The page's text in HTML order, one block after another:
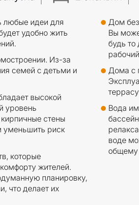
любые идеи для
удобно жить
Из-за
семей с детьми и
высокой
уровень
стены
уменьшить риск
которые
жителей.
планировку,
что делает их
Дом
Вы
будь то
Дома с
Вода
воде
общему